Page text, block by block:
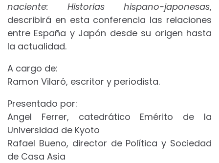
naciente: Historias hispano-japonesas,
describirá en esta conferencia las relaciones
entre España y Japón desde su origen hasta
la actualidad.
A cargo de:
Ramon Vilaró, escritor y periodista.
Presentado por:
Angel Ferrer, catedrático Emérito de la
Universidad de Kyoto
Rafael Bueno, director de Política y Sociedad
de Casa Asia